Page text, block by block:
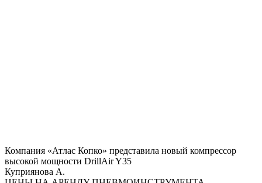
Компания «Атлас Копко» представила новый компрессор
высокой мощности DrillAir Y35
Куприянова А.